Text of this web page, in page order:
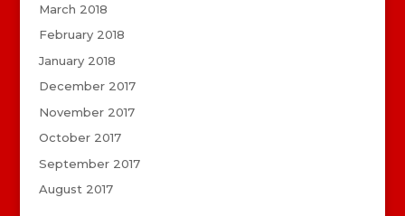
March 2018
February 2018
January 2018
December 2017
November 2017
October 2017
September 2017
August 2017